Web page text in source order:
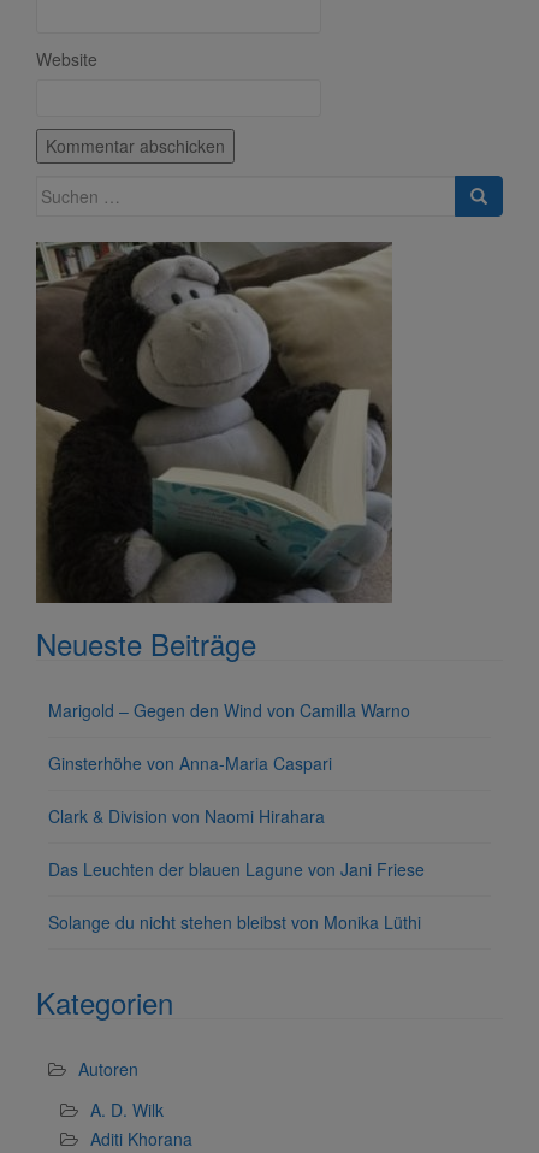
Website
Suche
Neueste Beiträge
Marigold – Gegen den Wind von Camilla Warno
Ginsterhöhe von Anna-Maria Caspari
Clark & Division von Naomi Hirahara
Das Leuchten der blauen Lagune von Jani Friese
Solange du nicht stehen bleibst von Monika Lüthi
Kategorien
Autoren
A. D. Wilk
Aditi Khorana